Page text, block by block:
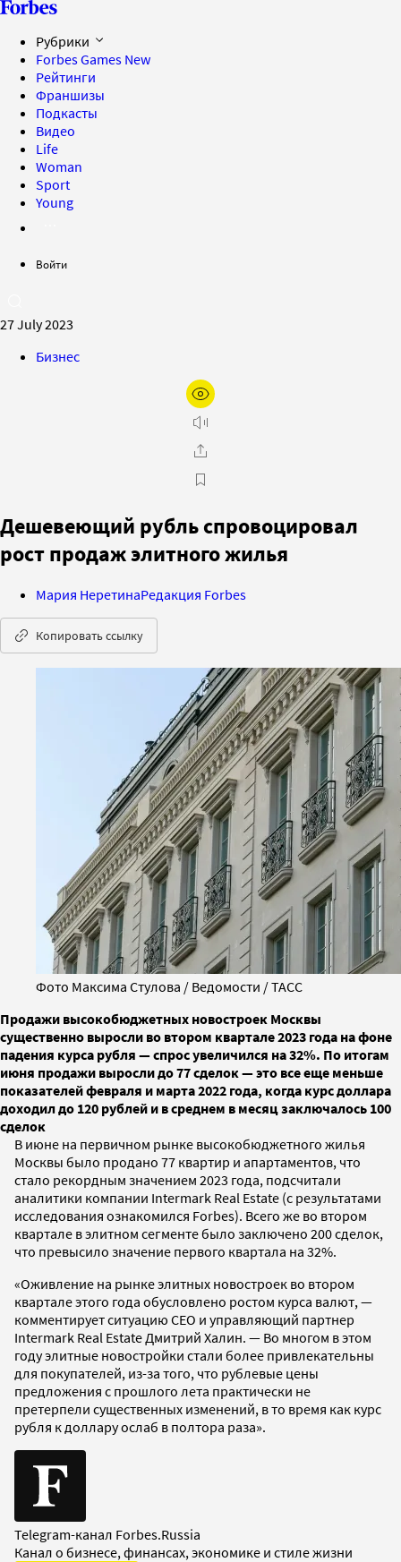
Рубрики
Forbes Games New
Рейтинги
Франшизы
Подкасты
Видео
Life
Woman
Sport
Young
Войти
27 July 2023
Бизнес
Дешевеющий рубль спровоцировал
рост продаж элитного жилья
Мария НеретинаРедакция Forbes
Копировать ссылку
Фото Максима Стулова / Ведомости / ТАСС
Продажи высокобюджетных новостроек Москвы
существенно выросли во втором квартале 2023 года на фоне
падения курса рубля — спрос увеличился на 32%. По итогам
июня продажи выросли до 77 сделок — это все еще меньше
показателей февраля и марта 2022 года, когда курс доллара
доходил до 120 рублей и в среднем в месяц заключалось 100
сделок
В июне на первичном рынке высокобюджетного жилья
Москвы было продано 77 квартир и апартаментов, что
стало рекордным значением 2023 года, подсчитали
аналитики компании Intermark Real Estate (с результатами
исследования ознакомился Forbes). Всего же во втором
квартале в элитном сегменте было заключено 200 сделок,
что превысило значение первого квартала на 32%.
«Оживление на рынке элитных новостроек во втором
квартале этого года обусловлено ростом курса валют, —
комментирует ситуацию CEO и управляющий партнер
Intermark Real Estate Дмитрий Халин. — Во многом в этом
году элитные новостройки стали более привлекательны
для покупателей, из-за того, что рублевые цены
предложения с прошлого лета практически не
претерпели существенных изменений, в то время как курс
рубля к доллару ослаб в полтора раза».
Telegram-канал Forbes.Russia
Канал о бизнесе, финансах, экономике и стиле жизни